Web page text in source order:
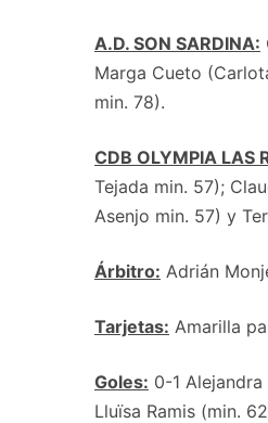
A.D. SON SARDINA:
Marga Cueto
min. 78).
CDB OLYMPIA LAS
Tejada min. 57);
Asenjo min. 57) y
Árbitro: Adrián
Tarjetas: Amarilla
Goles: 0-1
Lluïsa Ramis (min.